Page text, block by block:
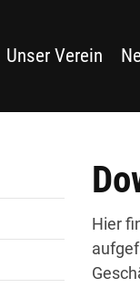
Unser Verein
Hier